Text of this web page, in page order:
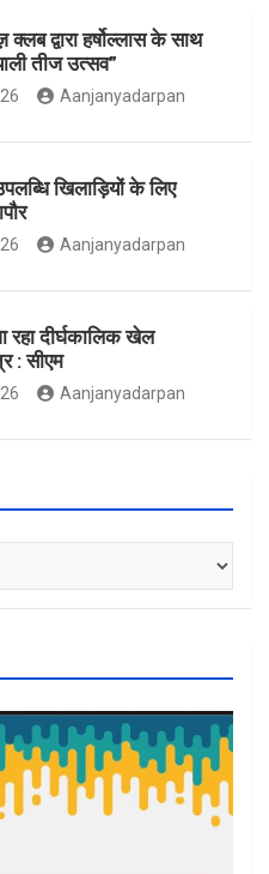
m
द्वारा हर्षोल्लास के साथ
तीज उत्सव”
Aanjanyadarpan
खिलाड़ियों के लिए
Aanjanyadarpan
रहा दीर्घकालिक खेल
: सीएम
Aanjanyadarpan